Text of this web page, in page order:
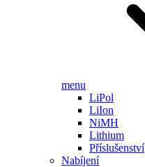
menu
LiPol
LiIon
NiMH
Lithium
Příslušenství
Nabíjení